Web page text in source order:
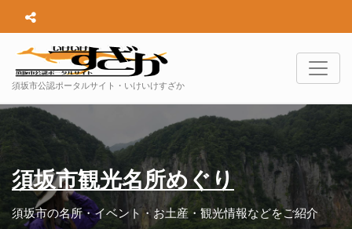
須坂市公認ポータルサイト・いけいけすざか
須坂市観光名所めぐり
須坂市の名所・イベント・お土産・観光情報などをご紹介